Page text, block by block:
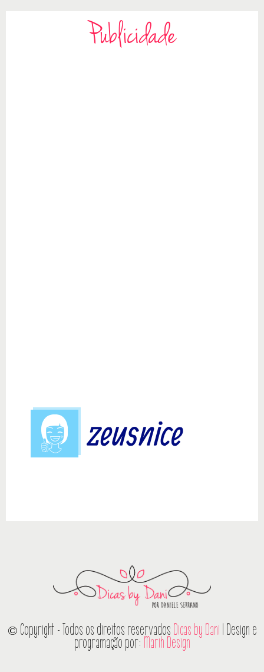
Publicidade
© Copyright - Todos os direitos reservados Dicas by Dani | Design e
programação por: Marih Design